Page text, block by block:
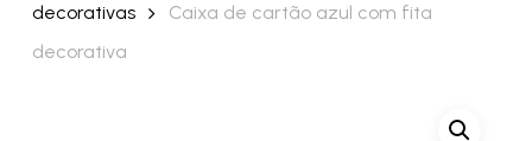
decorativas
Caixa de cartão azul com fita
decorativa